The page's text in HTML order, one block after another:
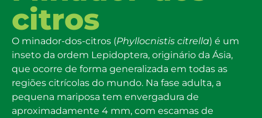
citros
O minador-dos-citros (Phyllocnistis citrella) é um
inseto da ordem Lepidoptera, originário da Ásia,
que ocorre de forma generalizada em todas as
regiões citrícolas do mundo. Na fase adulta, a
pequena mariposa tem envergadura de
aproximadamente 4 mm, com escamas de